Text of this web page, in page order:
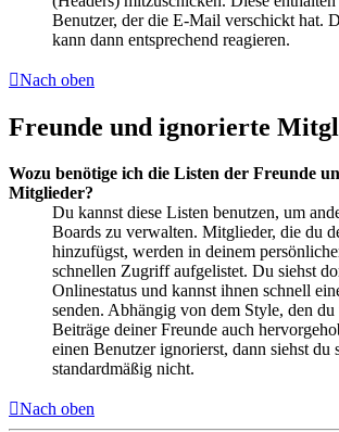
Benutzer, der die E-Mail verschickt hat.
kann dann entsprechend reagieren.
Nach oben
Freunde und ignorierte
Wozu benötige ich die Listen der Freunde
Mitglieder?
Du kannst diese Listen benutzen, um
Boards zu verwalten. Mitglieder, die du
hinzufügst, werden in deinem
schnellen Zugriff aufgelistet. Du siehst
Onlinestatus und kannst ihnen schnell
senden. Abhängig von dem Style, den
Beiträge deiner Freunde auch
einen Benutzer ignorierst, dann siehst du
standardmäßig nicht.
Nach oben